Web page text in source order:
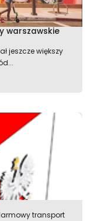
warszawskie
jeszcze większy
transport